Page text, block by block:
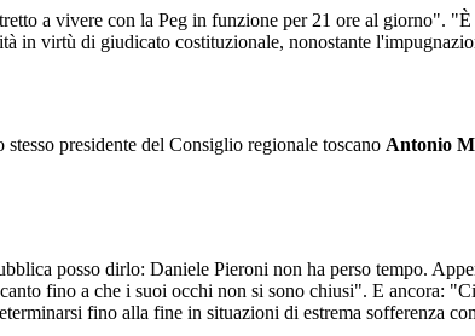
a vivere con la Peg in funzione per 21 ore al giorno".
in virtù di giudicato costituzionale, nonostante
presidente del Consiglio regionale toscano Antonio
posso dirlo: Daniele Pieroni non ha perso tempo.
fino a che i suoi occhi non si sono chiusi". E ancora:
fino alla fine in situazioni di estrema sofferenza